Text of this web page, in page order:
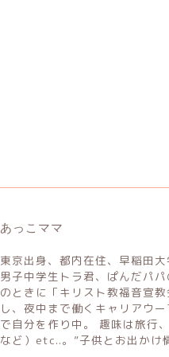
あっこママ
東京出身、都内在住、早稲田
男子中学生トラ君、ぱんだパ
のときに「キリスト教福音宣
し、夜中まで働くキャリアウ
で自分を作り中。 趣味は旅行
など）etc..。”子供とお出かけ